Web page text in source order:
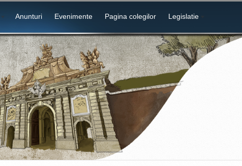
Anunturi Evenimente Pagina colegilor Legislatie